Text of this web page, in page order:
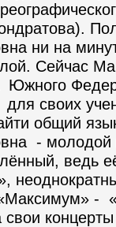
ни на
Сейчас
для своих
общий
- молодой
ведь
-
свои